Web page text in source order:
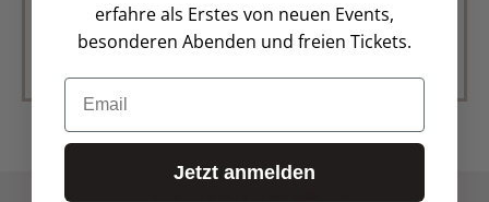
Zur Newsletter Anmeldung
erfahre als Erstes von neuen Events,
besonderen Abenden und freien Tickets.
Email
Jetzt anmelden